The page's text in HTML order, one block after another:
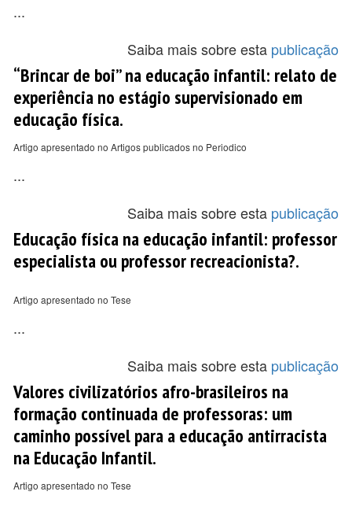
...
Saiba mais sobre esta publicação
“Brincar de boi” na educação infantil: relato de
experiência no estágio supervisionado em
educação física.
Artigo apresentado no Artigos publicados no Periodico
...
Saiba mais sobre esta publicação
Educação física na educação infantil: professor
especialista ou professor recreacionista?.
Artigo apresentado no Tese
...
Saiba mais sobre esta publicação
Valores civilizatórios afro-brasileiros na
formação continuada de professoras: um
caminho possível para a educação antirracista
na Educação Infantil.
Artigo apresentado no Tese